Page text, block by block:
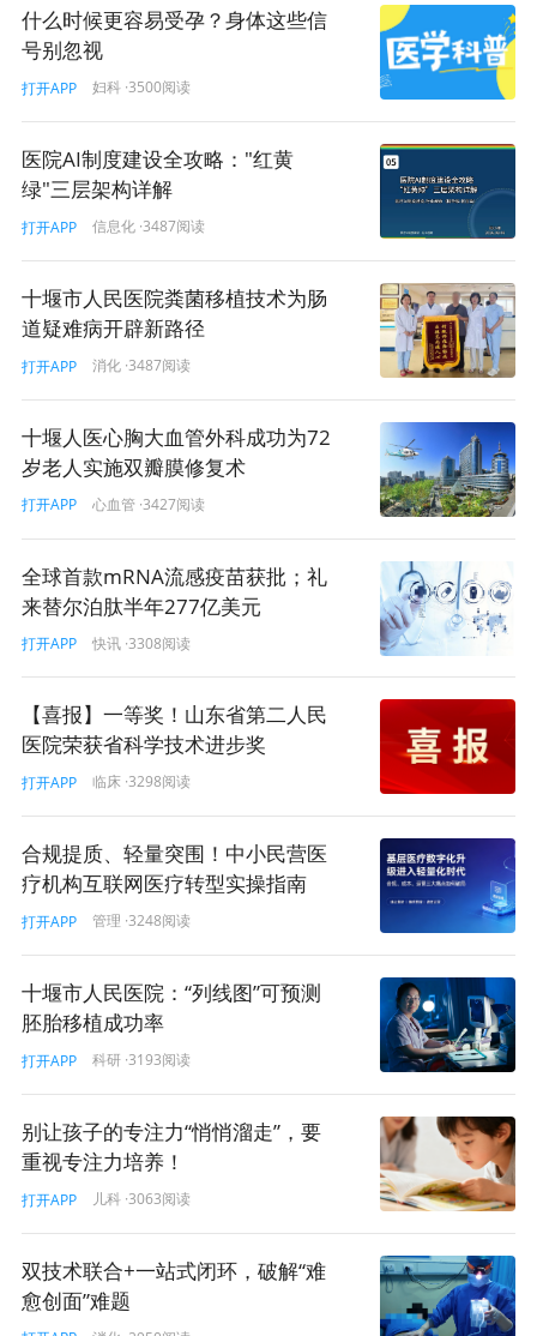
民群众积极参与、付诸行动，健康知识和素养水平得到了
持续改善和提升。通过这些年的努力，覆盖中央、省、地
市、县四级疾病预防控制体系全部得以建立健全，服务能
力、保障能力得到了全面提升。我们在健康中国行动中安
排了18项涉及公众的公共卫生行动，进一步动员社会力量
参与卫生健康工作。据调查，居民健康素养持续提升，从
2020年的23.2%提升到2024年的31.9%。可以说，老百姓
喜欢卫生健康知识、学习卫生健康知识并付诸行动的社会
风气正在形成。
我们创办了“时令节气与健康”新闻发布会，可能在座媒
体朋友们有一些也参与过。我们每两周都要根据时令节气
的变化，充分运用中国传统医药学优势，与公众沟通日常
生活中应该注意哪些健康问题，受到群众欢迎。另外，我
们从去年开始针对中国慢性病增多的现实，开展了健康体
重管理行动，得到了群众的广泛响应。各级医疗机构积极
开展健康体重管理门诊服务，为居民健康打下了良好基
础。此外，我们面向居民提供15种疾病的免疫预防接种服
务，用预防方式进一步保障和改善居民健康，减少传染病
风险。据监测，重大慢性病过早死亡率得到进一步控制，
结核病、乙肝和艾滋病等传染病发病率持续下降或保持在
低流行水平。
第二方面，我们建成世界上规模最大的医疗服务体
系，服务质量和效率得到双提升。持续推进医疗资源下沉
和均衡布局，推动建设国家医学中心、国家区域医疗中心
和省级区域医疗中心建设，服务可及性、服务水平都得到
提高。据监测，东中西部千人口医疗资源差距正在不断缩
小。我们刚刚启动了医疗卫生强基工程，昨天中国政府网
已经发布了医疗卫生强基工程实施方案和主要内容，我们
将在未来五年进一步加强以基层为重点的医疗卫生服务体
系建设，提升能力、提升可及性，促进上下级医疗机构间
的协同联动，更好地为居民提供卫生健康服务。
在过去五年中，我们推开了紧密型县域医共体建设，
医疗机构之间的协同协作关系得到了进一步加强。刚才我
讲到了全球规模最大的医疗服务体系，也包括传统医药服
务体系，在世界上是覆盖最广、能力最强的。我们一直坚
持中西医并重，促进中西医结合发挥良好作用。据统计，
到2024年底全国医疗卫生机构总量已经达到了109万所，
可以说遍布城乡，超过90%的居民在15分钟内能够到达最
近的医疗服务点。另外，卫生服务人力资源不断扩增，到
去年年底已达到1578万，这为老百姓提供更好的卫生健康
服务创造了良好条件。此外，在服务过程中注意服务效率
什么时候更容易受孕？身体这些信
号别忽视
打开APP 妇科 ·3500阅读
医院AI制度建设全攻略："红黄
绿"三层架构详解
打开APP 信息化 ·3487阅读
十堰市人民医院粪菌移植技术为肠
道疑难病开辟新路径
打开APP 消化 ·3487阅读
十堰人医心胸大血管外科成功为72
岁老人实施双瓣膜修复术
打开APP 心血管 ·3427阅读
全球首款mRNA流感疫苗获批；礼
来替尔泊肽半年277亿美元
打开APP 快讯 ·3308阅读
【喜报】一等奖！山东省第二人民
医院荣获省科学技术进步奖
打开APP 临床 ·3298阅读
合规提质、轻量突围！中小民营医
疗机构互联网医疗转型实操指南
打开APP 管理 ·3248阅读
十堰市人民医院：“列线图”可预测
胚胎移植成功率
打开APP 科研 ·3193阅读
别让孩子的专注力“悄悄溜走”，要
重视专注力培养！
打开APP 儿科 ·3063阅读
双技术联合+一站式闭环，破解“难
愈创面”难题